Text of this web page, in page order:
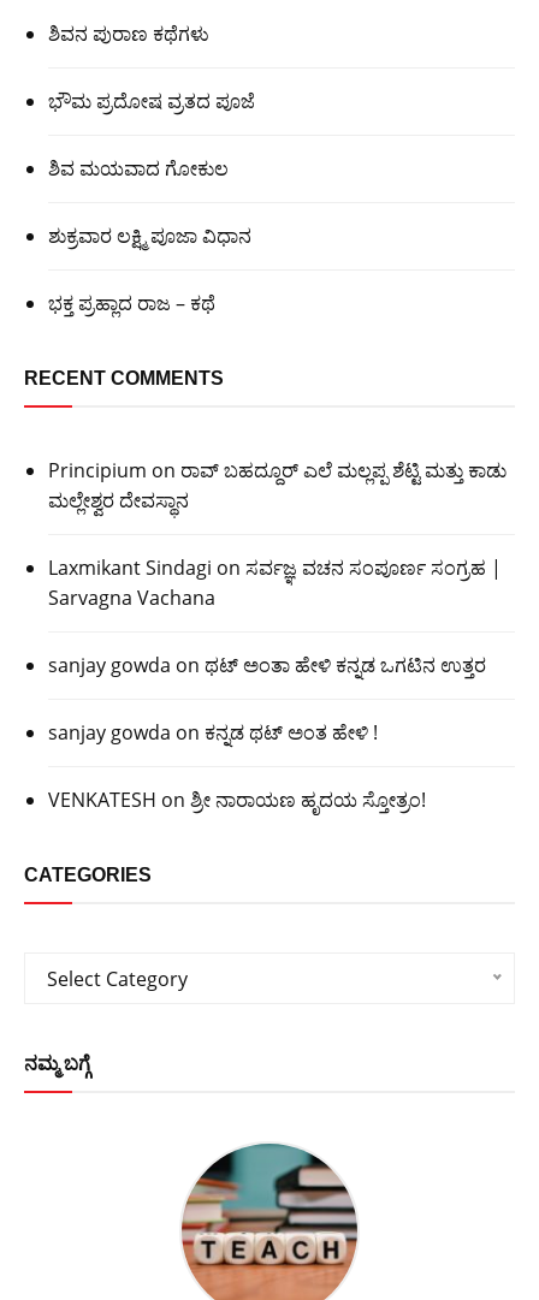
ಶಿವನ ಪುರಾಣ ಕಥೆಗಳು
ಭೌಮ ಪ್ರದೋಷ ವ್ರತದ ಪೂಜೆ
ಶಿವ ಮಯವಾದ ಗೋಕುಲ
ಶುಕ್ರವಾರ ಲಕ್ಷ್ಮಿ ಪೂಜಾ ವಿಧಾನ
ಭಕ್ತ ಪ್ರಹ್ಲಾದ ರಾಜ – ಕಥೆ
RECENT COMMENTS
Principium on ರಾವ್ ಬಹದ್ದೂರ್ ಎಲೆ ಮಲ್ಲಪ್ಪ ಶೆಟ್ಟಿ ಮತ್ತು ಕಾಡು
ಮಲ್ಲೇಶ್ವರ ದೇವಸ್ಥಾನ
Laxmikant Sindagi on ಸರ್ವಜ್ಞ ವಚನ ಸಂಪೂರ್ಣ ಸಂಗ್ರಹ |
Sarvagna Vachana
sanjay gowda on ಥಟ್ ಅಂತಾ ಹೇಳಿ ಕನ್ನಡ ಒಗಟಿನ ಉತ್ತರ
sanjay gowda on ಕನ್ನಡ ಥಟ್ ಅಂತ ಹೇಳಿ !
VENKATESH on ಶ್ರೀ ನಾರಾಯಣ ಹೃದಯ ಸ್ತೋತ್ರಂ!
CATEGORIES
Categories
Select Category
ನಮ್ಮ ಬಗ್ಗೆ